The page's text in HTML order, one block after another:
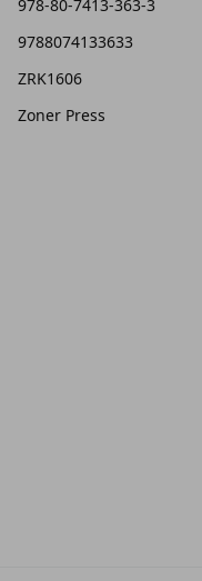
978-80-7413-363-3
9788074133633
ZRK1606
Zoner Press